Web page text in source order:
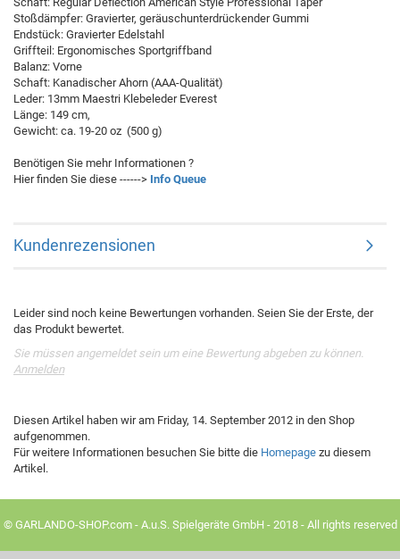
Stoßdämpfer: Gravierter, geräuschunterdrückender Gummi
Endstück: Gravierter Edelstahl
Griffteil: Ergonomisches Sportgriffband
Balanz: Vorne
Schaft: Kanadischer Ahorn (AAA-Qualität)
Leder: 13mm Maestri Klebeleder Everest
Länge: 149 cm,
Gewicht: ca. 19-20 oz (500 g)
Benötigen Sie mehr Informationen ?
Hier finden Sie diese ------> Info Queue
Kundenrezensionen
Leider sind noch keine Bewertungen vorhanden. Seien Sie der Erste, der
das Produkt bewertet.
Sie müssen angemeldet sein um eine Bewertung abgeben zu können.
Anmelden
Diesen Artikel haben wir am Friday, 14. September 2012 in den Shop
aufgenommen.
Für weitere Informationen besuchen Sie bitte die Homepage zu diesem
Artikel.
© GARLANDO-SHOP.com - A.u.S. Spielgeräte GmbH - 2018 - All rights reserved